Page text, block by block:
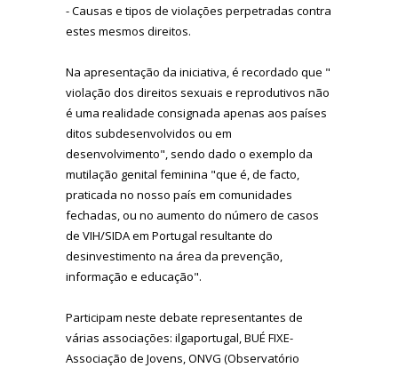
- Causas e tipos de violações perpetradas contra
estes mesmos direitos.
Na apresentação da iniciativa, é recordado que "
violação dos direitos sexuais e reprodutivos não
é uma realidade consignada apenas aos países
ditos subdesenvolvidos ou em
desenvolvimento", sendo dado o exemplo da
mutilação genital feminina "que é, de facto,
praticada no nosso país em comunidades
fechadas, ou no aumento do número de casos
de VIH/SIDA em Portugal resultante do
desinvestimento na área da prevenção,
informação e educação".
Participam neste debate representantes de
várias associações: ilgaportugal, BUÉ FIXE-
Associação de Jovens, ONVG (Observatório